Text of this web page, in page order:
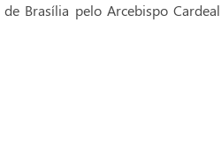
Brasília pelo Arcebispo Cardeal